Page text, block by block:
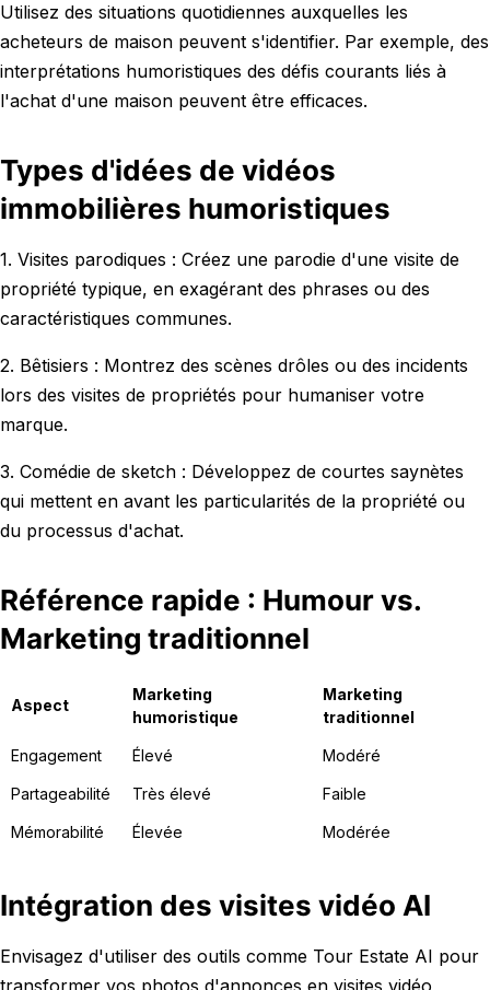
Utilisez des situations quotidiennes auxquelles les
acheteurs de maison peuvent s'identifier. Par exemple, des
interprétations humoristiques des défis courants liés à
l'achat d'une maison peuvent être efficaces.
Types d'idées de vidéos
immobilières humoristiques
1. Visites parodiques : Créez une parodie d'une visite de
propriété typique, en exagérant des phrases ou des
caractéristiques communes.
2. Bêtisiers : Montrez des scènes drôles ou des incidents
lors des visites de propriétés pour humaniser votre
marque.
3. Comédie de sketch : Développez de courtes saynètes
qui mettent en avant les particularités de la propriété ou
du processus d'achat.
Référence rapide : Humour vs.
Marketing traditionnel
Aspect
Marketing
humoristique
Marketing
traditionnel
Engagement Élevé Modéré
Partageabilité Très élevé Faible
Mémorabilité Élevée Modérée
Intégration des visites vidéo AI
Envisagez d'utiliser des outils comme Tour Estate AI pour
transformer vos photos d'annonces en visites vidéo